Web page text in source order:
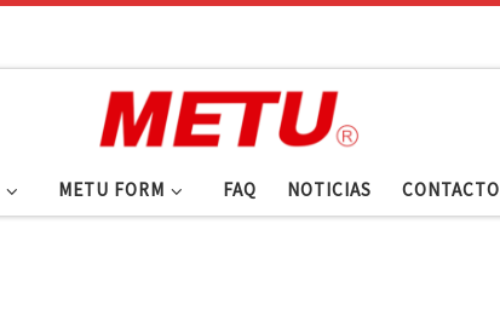
METU FORM FAQ NOTICIAS CONTACTO